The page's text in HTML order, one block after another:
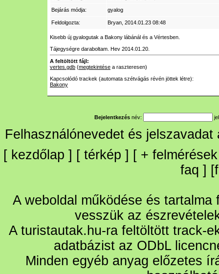
Bejárás módja: gyalog
Feldolgozta: Bryan , 2014.01.23 08:48
Kisebb új gyalogutak a Bakony lábánál és a Vértesben.
Tájegységre daraboltam. Hev 2014.01.20.
A feltöltött fájl:
vertes.gdb (megtekintése a raszteresen)
Kapcsolódó trackek (automata szétvágás révén jöttek létre):
Bakony
Bejelentkezés név:
Felhasználónevedet és
[ kezdőlap ] [ térkép ] [ + felmérések
faq ] [
A weboldal működése és
vesszük az
A turistautak.hu-ra feltöltött track-
adatbázist az ODbL
Minden egyéb anyag előzetes